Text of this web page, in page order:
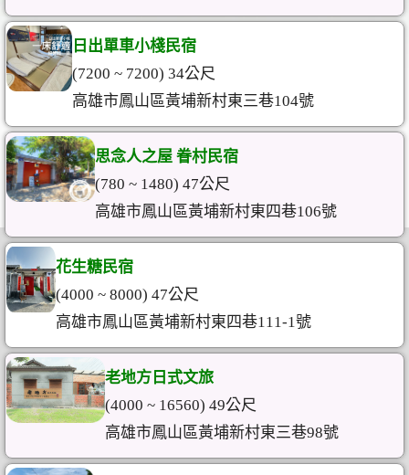
日出單車小棧民宿
(7200 ~ 7200) 34公尺
高雄市鳳山區黃埔新村東三巷104號
思念人之屋 眷村民宿
(780 ~ 1480) 47公尺
高雄市鳳山區黃埔新村東四巷106號
花生糖民宿
(4000 ~ 8000) 47公尺
高雄市鳳山區黃埔新村東四巷111-1號
老地方日式文旅
(4000 ~ 16560) 49公尺
高雄市鳳山區黃埔新村東三巷98號